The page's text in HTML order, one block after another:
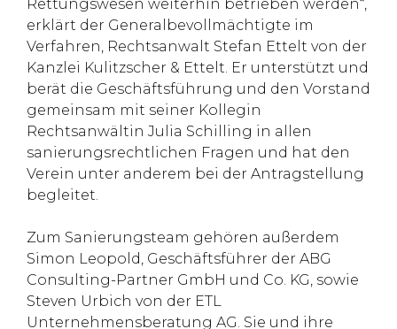
Rettungswesen weiterhin betrieben werden“,
erklärt der Generalbevollmächtigte im
Verfahren, Rechtsanwalt Stefan Ettelt von der
Kanzlei Kulitzscher & Ettelt. Er unterstützt und
berät die Geschäftsführung und den Vorstand
gemeinsam mit seiner Kollegin
Rechtsanwältin Julia Schilling in allen
sanierungsrechtlichen Fragen und hat den
Verein unter anderem bei der Antragstellung
begleitet.
Zum Sanierungsteam gehören außerdem
Simon Leopold, Geschäftsführer der ABG
Consulting-Partner GmbH und Co. KG, sowie
Steven Urbich von der ETL
Unternehmensberatung AG. Sie und ihre